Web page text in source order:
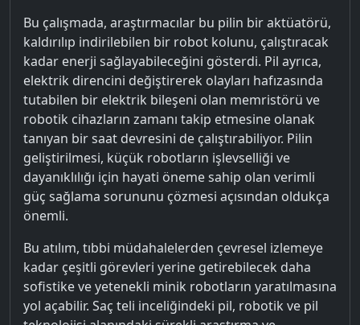
Bu çalışmada, araştırmacılar bu pilin bir aktüatörü,
kaldırılıp indirilebilen bir robot kolunu, çalıştıracak
kadar enerji sağlayabileceğini gösterdi. Pil ayrıca,
elektrik direncini değiştirerek olayları hafızasında
tutabilen bir elektrik bileşeni olan memristörü ve
robotik cihazların zamanı takip etmesine olanak
tanıyan bir saat devresini de çalıştırabiliyor. Pilin
geliştirilmesi, küçük robotların işlevselliği ve
dayanıklılığı için hayati öneme sahip olan verimli
güç sağlama sorununu çözmesi açısından oldukça
önemli.
Bu atılım, tıbbi müdahalelerden çevresel izlemeye
kadar çeşitli görevleri yerine getirebilecek daha
sofistike ve yetenekli minik robotların yaratılmasına
yol açabilir. Saç teli inceliğindeki pil, robotik ve pil